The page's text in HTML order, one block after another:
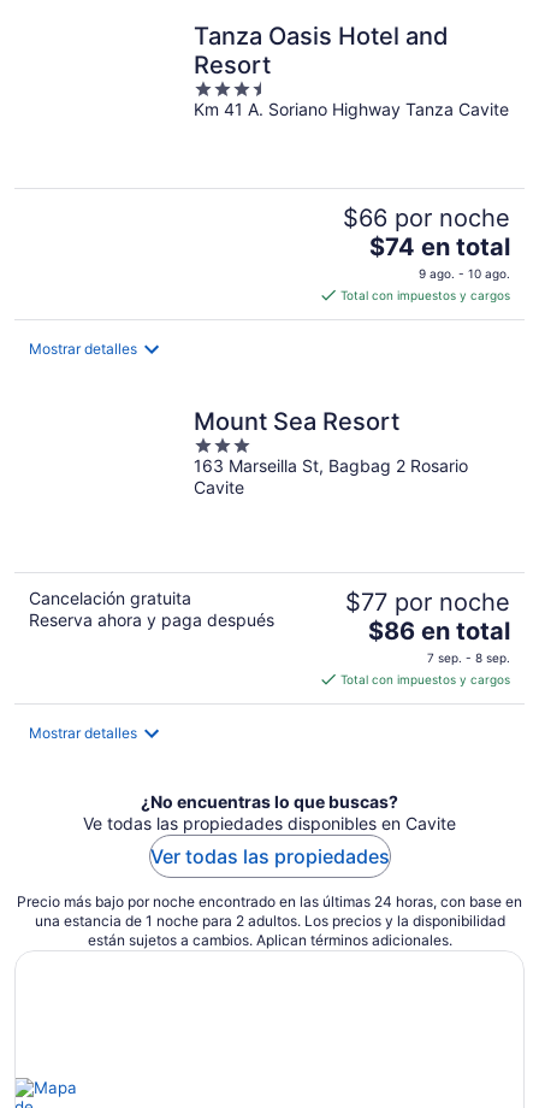
Tanza Oasis Hotel and
Resort
3.5
out
Km 41 A. Soriano Highway Tanza Cavite
$66 por noche
El
precio
es
de
por
noche
$74 en total
9 ago. - 10 ago.
Total con impuestos y cargos
Mostrar detalles
Mount Sea Resort
3
out
of
163 Marseilla St, Bagbag 2 Rosario
Cavite
Cancelación gratuita
Reserva ahora y paga después
$77 por noche
El
es
de
por
noche
$86 en total
7 sep. - 8 sep.
Total con impuestos y cargos
Mostrar detalles
¿No encuentras lo que buscas?
Ve todas las propiedades disponibles en Cavite
Ver todas las propiedades
Precio más bajo por noche encontrado en las últimas 24 horas, con base en
una estancia de 1 noche para 2 adultos. Los precios y la disponibilidad
están sujetos a cambios. Aplican términos adicionales.